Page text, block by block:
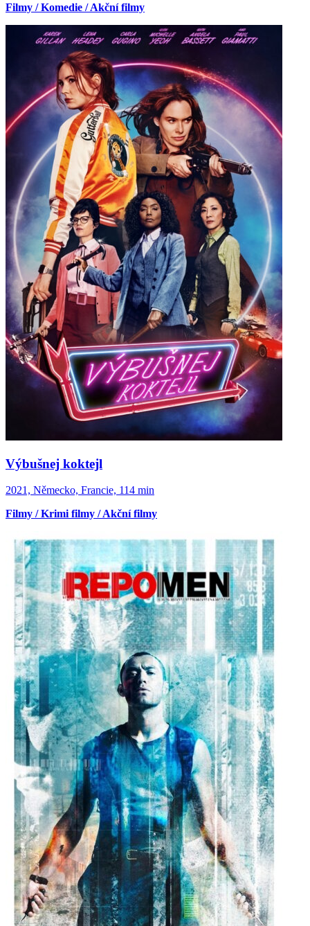
Filmy / Komedie / Akční filmy
Výbušnej koktejl
2021, Německo, Francie, 114 min
Filmy / Krimi filmy / Akční filmy